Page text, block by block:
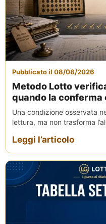
Pubblicato il 08/08/2026
Metodo Lotto
quando la conferma
Una condizione osservata
lettura, ma non trasforma
Leggi l’articolo